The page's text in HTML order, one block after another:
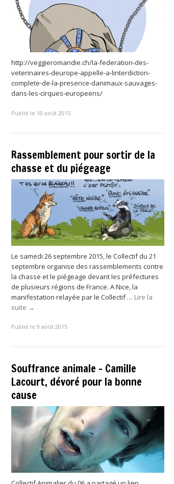
http://veggieromandie.ch/la-federation-des-
veterinaires-deurope-appelle-a-linterdiction-
complete-de-la-presence-danimaux-sauvages-
dans-les-cirques-europeens/
Publié le 10 août 2015
Rassemblement pour sortir de la
chasse et du piégeage
Le samedi 26 septembre 2015, le Collectif du 21
septembre organise des rassemblements contre
la chasse et le piégeage devant les préfectures
de plusieurs régions de France. A Nice, la
manifestation relayée par le Collectif … Lire la
suite →
Publié le 9 août 2015
Souffrance animale – Camille
Lacourt, dévoré pour la bonne
cause